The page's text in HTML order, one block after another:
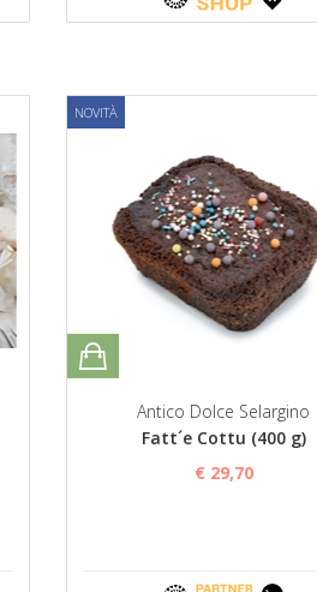
NOVITÀ
Antico Dolce Selargino
Fatt´e Cottu (400 g)
€ 29,70